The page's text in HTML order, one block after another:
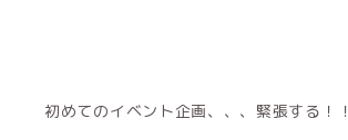
初めてのイベント企画、、、緊張する！！